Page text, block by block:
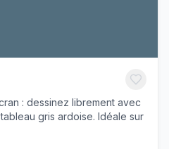
: dessinez librement avec
gris ardoise. Idéale sur